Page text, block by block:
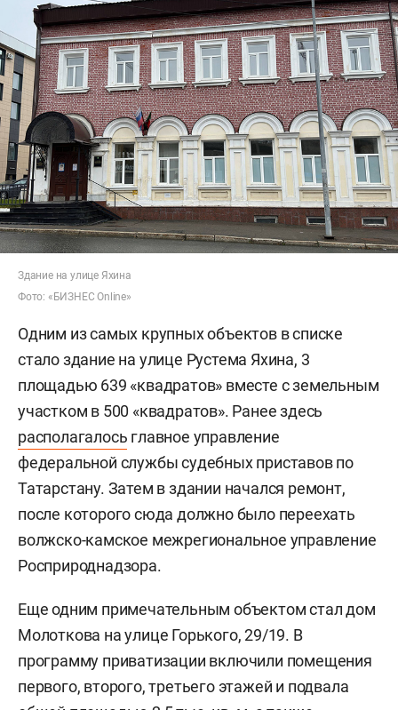
Здание на улице Яхина
Фото: «БИЗНЕС Online»
Одним из самых крупных объектов в списке
стало здание на улице Рустема Яхина, 3
площадью 639 «квадратов» вместе с земельным
участком в 500 «квадратов». Ранее здесь
располагалось главное управление
федеральной службы судебных приставов по
Татарстану. Затем в здании начался ремонт,
после которого сюда должно было переехать
волжско-камское межрегиональное управление
Росприроднадзора.
Еще одним примечательным объектом стал дом
Молоткова на улице Горького, 29/19. В
программу приватизации включили помещения
первого, второго, третьего этажей и подвала